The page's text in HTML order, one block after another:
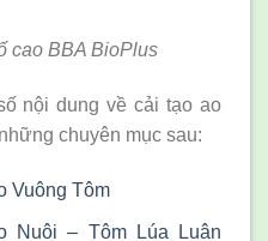
cao BBA BioPlus
nội dung về cải tạo ao
chuyên mục sau:
Vuông Tôm
Nuôi – Tôm Lúa Luân